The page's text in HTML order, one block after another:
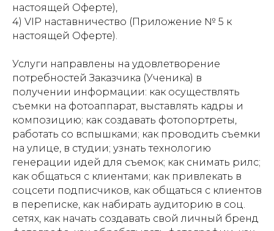
настоящей Оферте),
4) VIP наставничество (Приложение № 5 к
настоящей Оферте).
Услуги направлены на удовлетворение
потребностей Заказчика (Ученика) в
получении информации: как осуществлять
съемки на фотоаппарат, выставлять кадры и
композицию; как создавать фотопортреты,
работать со вспышками; как проводить съемки
на улице, в студии; узнать технологию
генерации идей для съемок; как снимать рилс;
как общаться с клиентами; как привлекать в
соцсети подписчиков, как общаться с клиентов
в переписке, как набирать аудиторию в соц.
сетях, как начать создавать свой личный бренд